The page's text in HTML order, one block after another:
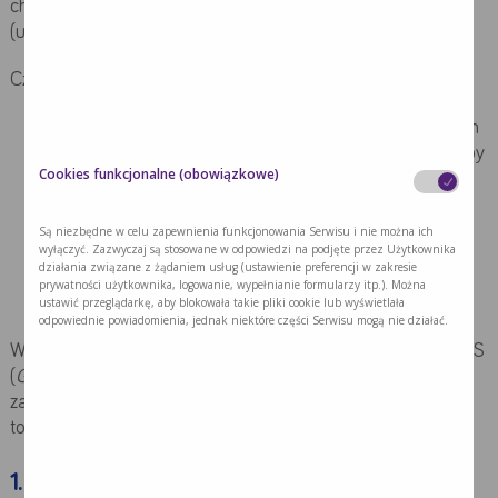
choroby: łagodne (wczesne), średnio zaawansowane
(umiarkowane) i bardzo zaawansowane (głębokie).
Czas trwania poszczególnych etapów szacuje się na:
20 lat lub dłużej (często to okres przed rozpoznaniem
choroby) – w łagodnym (wczesnym) stadium choroby
Alzheimera;
(umiarkowanym) stadium choroby Alzheimera;
1-5 lat – bardzo zaawansowane (późne, głębokie)
stadium choroby Alzheimera.
W celach diagnostycznych najczęściej stosuje się skalę GDS
( Global Deterioration Scale
zaawansowania choroby Alzheimera szczegółowo opisując
towarzyszące im objawy.
1. Brak zaburzeń poznawczych
Cookies funkcjonalne (obowiązkowe)
Są niezbędne w celu zapewnienia funkcjonowania Serwisu i nie można ich
wyłączyć. Zazwyczaj są stosowane w odpowiedzi na podjęte przez Użytkownika
działania związane z żądaniem usług (ustawienie preferencji w zakresie
prywatności użytkownika, logowanie, wypełnianie formularzy itp.). Można
ustawić przeglądarkę, aby blokowała takie pliki cookie lub wyświetlała
odpowiednie powiadomienia, jednak niektóre części Serwisu mogą nie działać.